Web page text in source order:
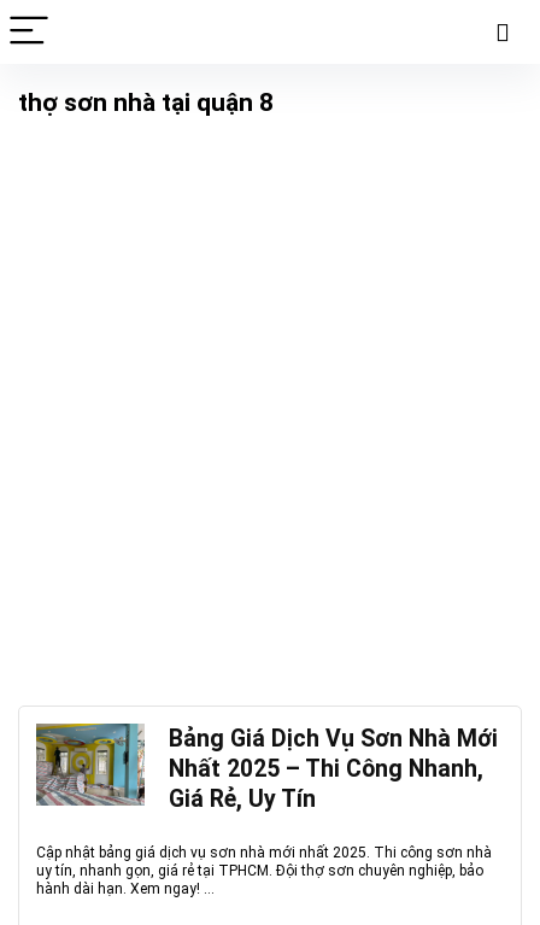
thợ sơn nhà tại quận 8
Bảng Giá Dịch Vụ Sơn Nhà Mới
Nhất 2025 – Thi Công Nhanh,
Giá Rẻ, Uy Tín
Cập nhật bảng giá dịch vụ sơn nhà mới nhất 2025. Thi công sơn nhà
uy tín, nhanh gọn, giá rẻ tại TPHCM. Đội thợ sơn chuyên nghiệp, bảo
hành dài hạn. Xem ngay! ...